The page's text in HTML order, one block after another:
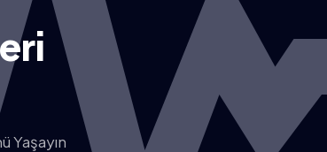
Yaşayın